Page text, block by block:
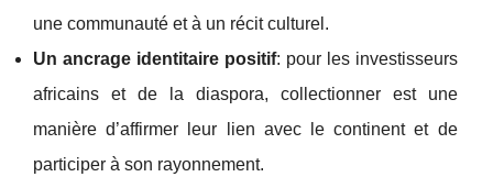
une communauté et à un récit culturel.
Un ancrage identitaire positif: pour les investisseurs
africains et de la diaspora, collectionner est une
manière d’affirmer leur lien avec le continent et de
participer à son rayonnement.